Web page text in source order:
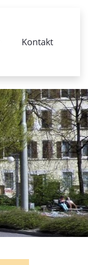
Kontakt